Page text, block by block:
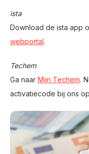
ista
Download de ista app
webportal.
Techem
Ga naar Mijn Techem.
activatiecode bij ons